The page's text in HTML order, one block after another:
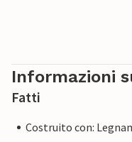
Informazioni
Fatti
Costruito con: